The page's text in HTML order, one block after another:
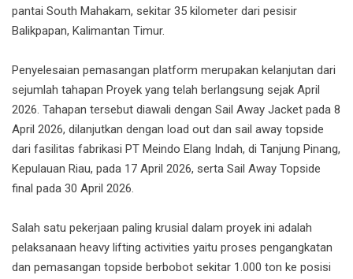
pantai South Mahakam, sekitar 35 kilometer dari pesisir
Balikpapan, Kalimantan Timur.
Penyelesaian pemasangan platform merupakan kelanjutan dari
sejumlah tahapan Proyek yang telah berlangsung sejak April
2026. Tahapan tersebut diawali dengan Sail Away Jacket pada 8
April 2026, dilanjutkan dengan load out dan sail away topside
dari fasilitas fabrikasi PT Meindo Elang Indah, di Tanjung Pinang,
Kepulauan Riau, pada 17 April 2026, serta Sail Away Topside
final pada 30 April 2026.
Salah satu pekerjaan paling krusial dalam proyek ini adalah
pelaksanaan heavy lifting activities yaitu proses pengangkatan
dan pemasangan topside berbobot sekitar 1.000 ton ke posisi